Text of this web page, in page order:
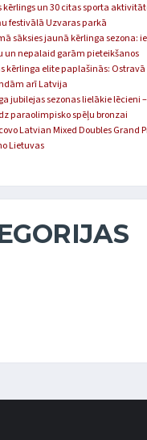
kērlings un 30 citas sporta
festivālā Uzvaras parkā
sāksies jaunā kērlinga sezona:
un nepalaid garām pieteikšanos
kērlinga elite paplašinās:
arī Latvija
jubilejas sezonas lielākie lēcieni
paraolimpisko spēļu bronzai
Latvian Mixed Doubles Grand
Lietuvas